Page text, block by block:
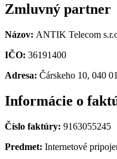
Zmluvný partner
Názov: ANTIK Telecom
IČO: 36191400
Adresa: Čárskeho 10, 040
Informácie o
Číslo faktúry: 9163055245
Predmet: Internetové